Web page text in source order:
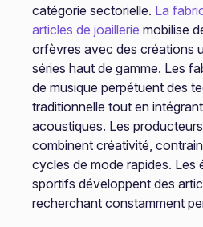
catégorie sectorielle. La
articles de joaillerie mobilise
orfèvres avec des créations
séries haut de gamme. Les
de musique perpétuent des
traditionnelle tout en
acoustiques. Les
combinent créativité,
cycles de mode rapides. Les
sportifs développent des
recherchant constamment